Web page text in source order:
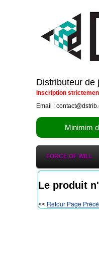
Distributeur de
Inscription
Email :
Minimim
FORCE OF WILL
Le produit
<< Retour Page